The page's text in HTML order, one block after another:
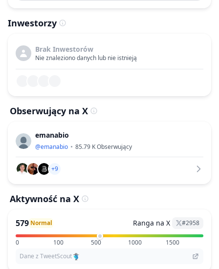
Inwestorzy
Brak Inwestorów
Nie znaleziono danych lub nie istnieją
Obserwujący na X
emanabio
@emanabio 85.79 KObserwujący
+9
Aktywność na X
579 Normal Ranga na X #2958
0 100 500 1000
1500
Dane z TweetScout